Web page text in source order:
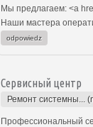
Мы предлагаем: <a
Наши мастера
odpowiedz
Сервисный центр
Ремонт системны...
Профессиональный